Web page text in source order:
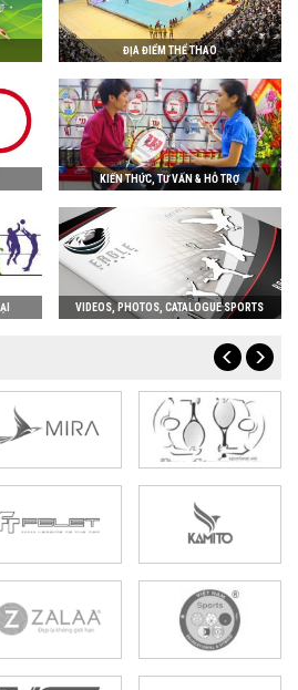
ĐỊA ĐIỂM THỂ THAO
KIẾN THỨC, TƯ VẤN & HỖ TRỢ
VIDEOS, PHOTOS, CATALOGUE SPORTS